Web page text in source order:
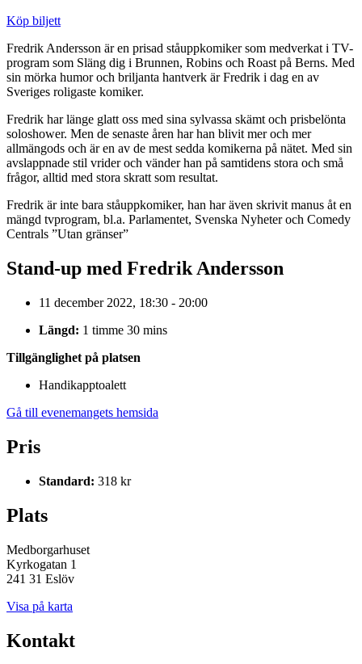
Köp biljett
Fredrik Andersson är en prisad ståuppkomiker som medverkat i TV-
program som Släng dig i Brunnen, Robins och Roast på Berns. Med
sin mörka humor och briljanta hantverk är Fredrik i dag en av
Sveriges roligaste komiker.
Fredrik har länge glatt oss med sina sylvassa skämt och prisbelönta
soloshower. Men de senaste åren har han blivit mer och mer
allmängods och är en av de mest sedda komikerna på nätet. Med sin
avslappnade stil vrider och vänder han på samtidens stora och små
frågor, alltid med stora skratt som resultat.
Fredrik är inte bara ståuppkomiker, han har även skrivit manus åt en
mängd tvprogram, bl.a. Parlamentet, Svenska Nyheter och Comedy
Centrals ”Utan gränser”
Stand-up med Fredrik Andersson
11 december 2022, 18:30 - 20:00
Längd: 1 timme 30 mins
Tillgänglighet på platsen
Handikapptoalett
Gå till evenemangets hemsida
Pris
Standard: 318 kr
Plats
Medborgarhuset
Kyrkogatan 1
241 31 Eslöv
Visa på karta
Kontakt